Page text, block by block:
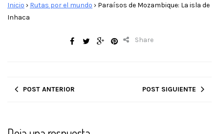
Inicio › Rutas por el mundo › Paraísos de Mozambique: La isla de
Inhaca
Share
POST ANTERIOR POST SIGUIENTE